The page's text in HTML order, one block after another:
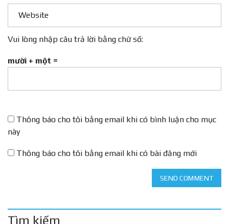
Vui lòng nhập câu trả lời bằng chữ số:
mười + một =
Thông báo cho tôi bằng email khi có bình luận cho mục
này
Thông báo cho tôi bằng email khi có bài đăng mới
SEND COMMENT
Tìm kiếm